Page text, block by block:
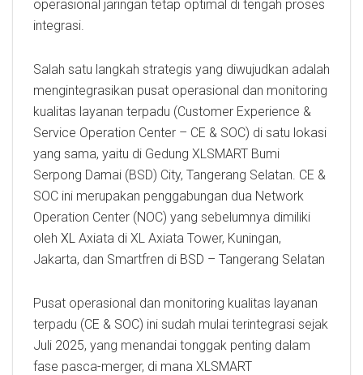
operasional jaringan tetap optimal di tengah proses
integrasi.
Salah satu langkah strategis yang diwujudkan adalah
mengintegrasikan pusat operasional dan monitoring
kualitas layanan terpadu (Customer Experience &
Service Operation Center – CE & SOC) di satu lokasi
yang sama, yaitu di Gedung XLSMART Bumi
Serpong Damai (BSD) City, Tangerang Selatan. CE &
SOC ini merupakan penggabungan dua Network
Operation Center (NOC) yang sebelumnya dimiliki
oleh XL Axiata di XL Axiata Tower, Kuningan,
Jakarta, dan Smartfren di BSD – Tangerang Selatan
Pusat operasional dan monitoring kualitas layanan
terpadu (CE & SOC) ini sudah mulai terintegrasi sejak
Juli 2025, yang menandai tonggak penting dalam
fase pasca-merger, di mana XLSMART